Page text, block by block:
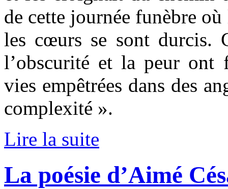
de cette journée funèbre
les cœurs se sont durcis.
l’obscurité et la peur ont
vies empêtrées dans des
complexité ».
Lire la suite
La poésie d’Aimé